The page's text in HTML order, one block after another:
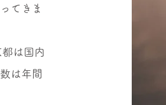
てきま
は国内
は年間